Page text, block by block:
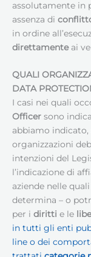
assolutamente in
assenza di
in ordine
direttamenteai
QUALI
DATA
I casi nei quali
Officer sono
abbiamo
organizzazioni
intenzioni del
l’indicazione di
aziende nelle
determina – o
per i diritti e le
in tutti gli enti
line o dei